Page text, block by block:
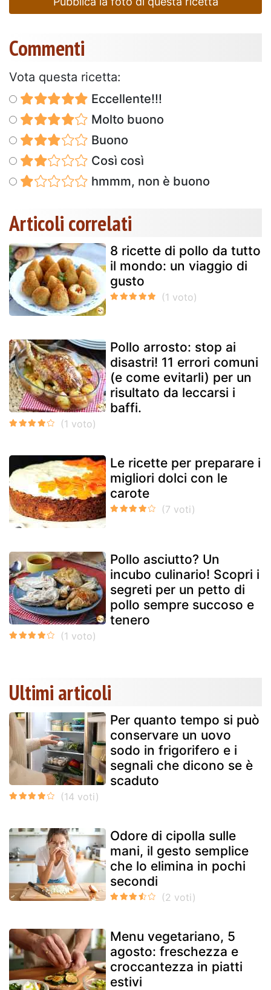
Commenti
Vota questa ricetta:
Eccellente!!!
Molto buono
Buono
Così così
hmmm, non è buono
Articoli correlati
8 ricette di pollo da tutto
il mondo: un viaggio di
gusto
Pollo arrosto: stop ai
disastri! 11 errori comuni
(e come evitarli) per un
risultato da leccarsi i
baffi.
Le ricette per preparare i
migliori dolci con le
carote
Pollo asciutto? Un
incubo culinario! Scopri i
segreti per un petto di
pollo sempre succoso e
tenero
Ultimi articoli
Per quanto tempo si può
conservare un uovo
sodo in frigorifero e i
segnali che dicono se è
scaduto
Odore di cipolla sulle
mani, il gesto semplice
che lo elimina in pochi
secondi
Menu vegetariano, 5
agosto: freschezza e
croccantezza in piatti
estivi